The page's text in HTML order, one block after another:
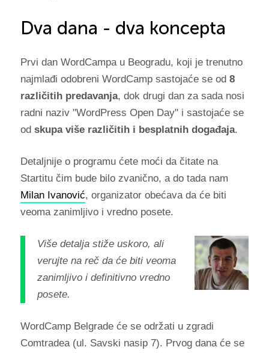
Dva dana - dva koncepta
Prvi dan WordCampa u Beogradu, koji je trenutno
najmlađi odobreni WordCamp sastojaće se od 8
različitih predavanja, dok drugi dan za sada nosi
radni naziv "WordPress Open Day" i sastojaće se
od skupa više različitih i besplatnih događaja.
Detaljnije o programu ćete moći da čitate na
Startitu čim bude bilo zvanično, a do tada nam
Milan Ivanović, organizator obećava da će biti
veoma zanimljivo i vredno posete.
Više detalja stiže uskoro, ali
verujte na reč da će biti veoma
zanimljivo i definitivno vredno
posete.
WordCamp Belgrade će se održati u zgradi
Comtradea (ul. Savski nasip 7). Prvog dana će se